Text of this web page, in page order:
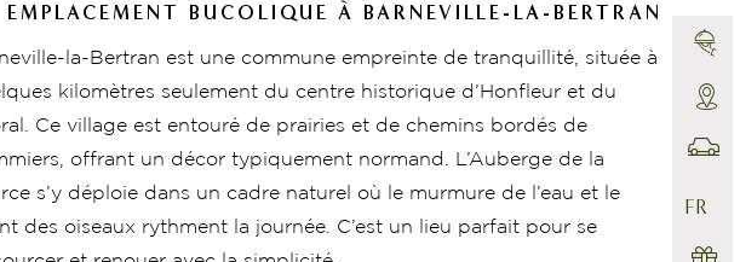
EMPLACEMENT BUCOLIQUE À BARNEVILLE-LA-BERTRAN
la-Bertran est une commune empreinte de tranquillité, située à
kilomètres seulement du centre historique d’Honfleur et du
Ce village est entouré de prairies et de chemins bordés de
offrant un décor typiquement normand. L’Auberge de la
s’y déploie dans un cadre naturel où le murmure de l’eau et le
des oiseaux rythment la journée. C’est un lieu parfait pour se
FR